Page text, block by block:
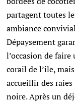
partagent toutes
ambiance
Dépaysement
l’occasion de
corail de l’ile,
accueillir des
noire. Après un